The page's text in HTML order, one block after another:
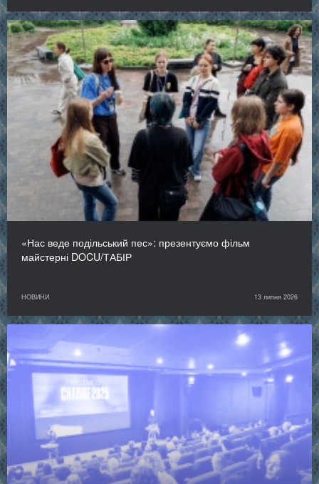
«Нас веде подільський пес»: презентуємо фільм
майстерні DOCU/ТАБІР
НОВИНИ 13 липня 2026